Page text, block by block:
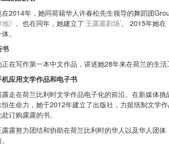
在2014年，她同荷籍华人许春松先生领导的舞蹈团
》 。也在同年，她建立了‘王露露剧场’。 2015年她在
。
书
在写作第一本中文作品，讲述她28年来在荷兰的生活
机应用文学作品和电子书
露走在荷兰比利时文学作品电子化的前沿。在新媒体
恒生命力，她于2012年建立了出版社，力挺纸制文学
处订购露露的书。
露露努力团结和协助在荷兰比利时的华人以及华人团